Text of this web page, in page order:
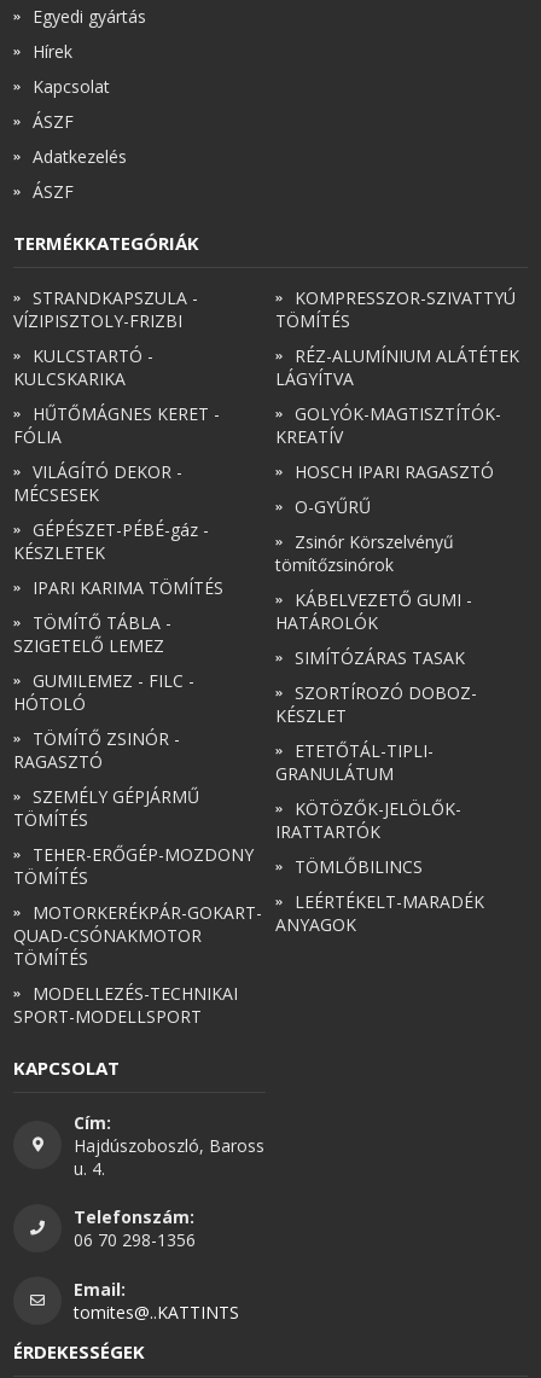
Egyedi gyártás
Hírek
Kapcsolat
ÁSZF
Adatkezelés
ÁSZF
TERMÉKKATEGÓRIÁK
STRANDKAPSZULA -
VÍZIPISZTOLY-FRIZBI
KULCSTARTÓ -
KULCSKARIKA
HŰTŐMÁGNES KERET -
FÓLIA
VILÁGÍTÓ DEKOR -
MÉCSESEK
GÉPÉSZET-PÉBÉ-gáz -
KÉSZLETEK
IPARI KARIMA TÖMÍTÉS
TÖMÍTŐ TÁBLA -
SZIGETELŐ LEMEZ
GUMILEMEZ - FILC -
HÓTOLÓ
TÖMÍTŐ ZSINÓR -
RAGASZTÓ
SZEMÉLY GÉPJÁRMŰ
TÖMÍTÉS
TEHER-ERŐGÉP-MOZDONY
TÖMÍTÉS
MOTORKERÉKPÁR-GOKART-
QUAD-CSÓNAKMOTOR
TÖMÍTÉS
MODELLEZÉS-TECHNIKAI
SPORT-MODELLSPORT
KOMPRESSZOR-SZIVATTYÚ
TÖMÍTÉS
RÉZ-ALUMÍNIUM ALÁTÉTEK
LÁGYÍTVA
GOLYÓK-MAGTISZTÍTÓK-
KREATÍV
HOSCH IPARI RAGASZTÓ
O-GYŰRŰ
Zsinór Körszelvényű
tömítőzsinórok
KÁBELVEZETŐ GUMI -
HATÁROLÓK
SIMÍTÓZÁRAS TASAK
SZORTÍROZÓ DOBOZ-
KÉSZLET
ETETŐTÁL-TIPLI-
GRANULÁTUM
KÖTÖZŐK-JELÖLŐK-
IRATTARTÓK
TÖMLŐBILINCS
LEÉRTÉKELT-MARADÉK
ANYAGOK
KAPCSOLAT
Cím:
Hajdúszoboszló, Baross
u. 4.
Telefonszám:
06 70 298-1356
Email:
tomites@..KATTINTS
ÉRDEKESSÉGEK